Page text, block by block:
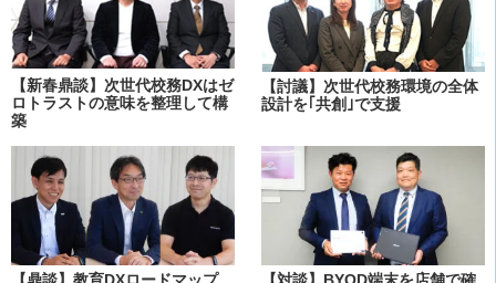
【新春鼎談】次世代校務DXはゼ
ロトラストの意味を整理して構
築
【討議】次世代校務環境の全体
設計を｢共創｣で支援